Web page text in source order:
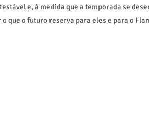
e, à medida que a temporada se
que o futuro reserva para eles e para o